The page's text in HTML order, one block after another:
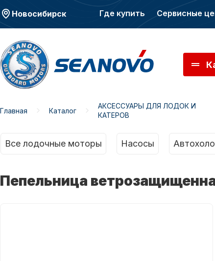
Новосибирск Где купить Сервисные
Главная Каталог
АКСЕССУАРЫ ДЛЯ ЛОДОК И
КАТЕРОВ
Все лодочные моторы Насосы
Пепельница